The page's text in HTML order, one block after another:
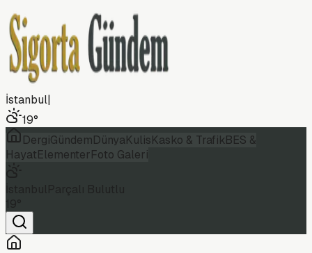
İstanbul|
19°
DergiGündemDünyaKulisKasko & TrafikBES &
HayatElementerFoto Galeri